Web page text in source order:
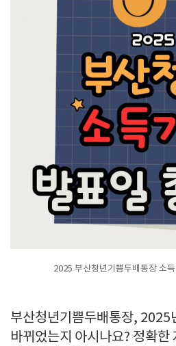
2025 부산청년기쁨두배통장 소
부산청년기쁨두배통장, 2025
바뀌었는지 아시나요? 정확한